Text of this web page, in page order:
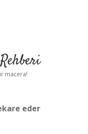
macera!
eder